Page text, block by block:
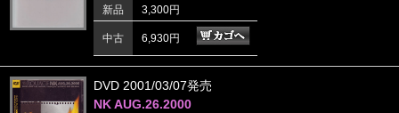
新品 3,300円
中古 6,930円
DVD 2001/03/07発売
NK AUG.26.2000